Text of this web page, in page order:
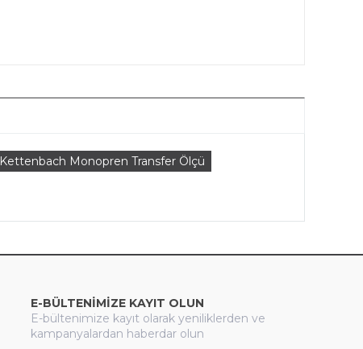
Kettenbach Monopren Transfer Ölçü
E-BÜLTENİMİZE KAYIT OLUN
E-bültenimize kayıt olarak yeniliklerden ve
kampanyalardan haberdar olun